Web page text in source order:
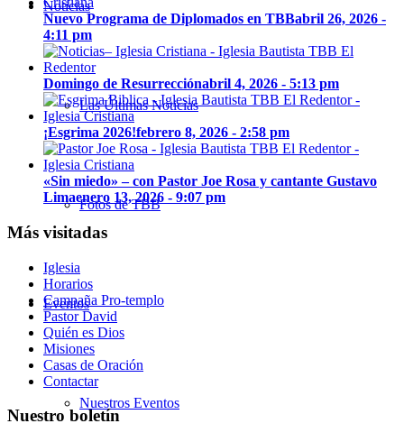
Noticias
Las Últimas Noticias
Fotos de TBB
Eventos
Nuestros Eventos
Nuevo Programa de Diplomados en TBBabril 26, 2026 -
4:11 pm
Domingo de Resurrecciónabril 4, 2026 - 5:13 pm
¡Esgrima 2026!febrero 8, 2026 - 2:58 pm
«Sin miedo» – con Pastor Joe Rosa y cantante Gustavo
Limaenero 13, 2026 - 9:07 pm
Más visitadas
Iglesia
Horarios
Campaña Pro-templo
Pastor David
Quién es Dios
Misiones
Casas de Oración
Contactar
Nuestro boletín